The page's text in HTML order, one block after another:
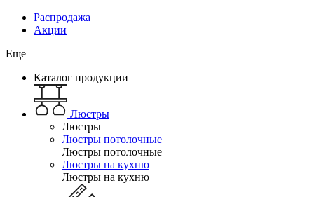
Распродажа
Акции
Еще
Каталог продукции
Люстры
Люстры
Люстры потолочные
Люстры потолочные
Люстры на кухню
Люстры на кухню